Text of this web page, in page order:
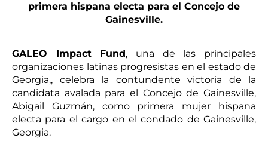
primera hispana electa para el Concejo de
Gainesville.
GALEO Impact Fund, una de las principales
organizaciones latinas progresistas en el estado de
Georgia,, celebra la contundente victoria de la
candidata avalada para el Concejo de Gainesville,
Abigail Guzmán, como primera mujer hispana
electa para el cargo en el condado de Gainesville,
Georgia.